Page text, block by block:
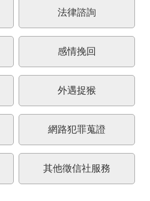
法律諮詢
感情挽回
外遇捉猴
網路犯罪蒐證
其他徵信社服務